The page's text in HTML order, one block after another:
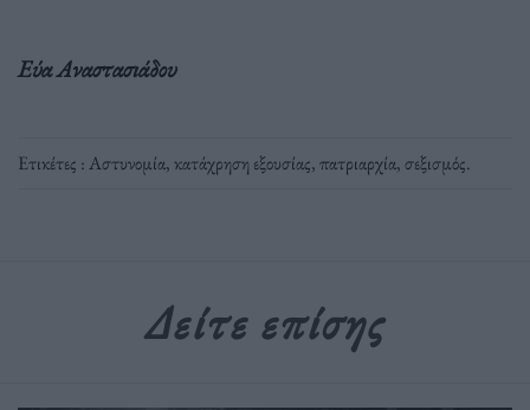
Εύα Αναστασιάδου
Ετικέτες :Αστυνομία,κατάχρηση εξουσίας,πατριαρχία,σεξισμός.
Δείτε επίσης